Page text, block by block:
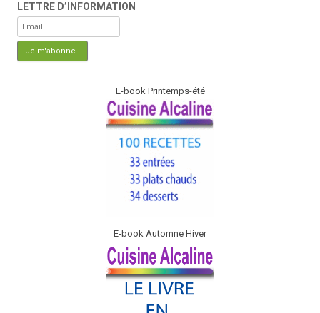
LETTRE D’INFORMATION
E-book Printemps-été
E-book Automne Hiver